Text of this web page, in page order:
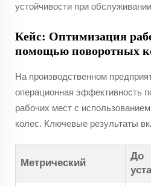
устойчивости при
Кейс: Оптимизация
помощью поворотных
На производственном
операционная эффективность
рабочих мест с
колес. Ключевые результаты
Метрический
До